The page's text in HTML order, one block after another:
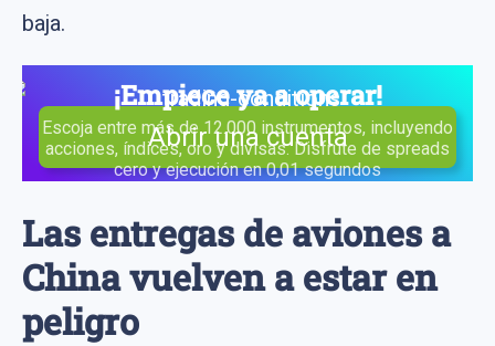
baja.
¡Empiece ya a operar!
Escoja entre más de 12.000 instrumentos, incluyendo
acciones, índices, oro y divisas. Disfrute de spreads
cero y ejecución en 0,01 segundos
Abrir una cuenta
Las entregas de aviones a
China vuelven a estar en
peligro